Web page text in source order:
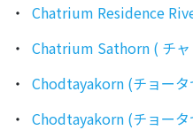
Chatrium Residence Riverside (
Chatrium Sathorn ( チャ
Chodtayakorn (チョータ
Chodtayakorn (チョータ